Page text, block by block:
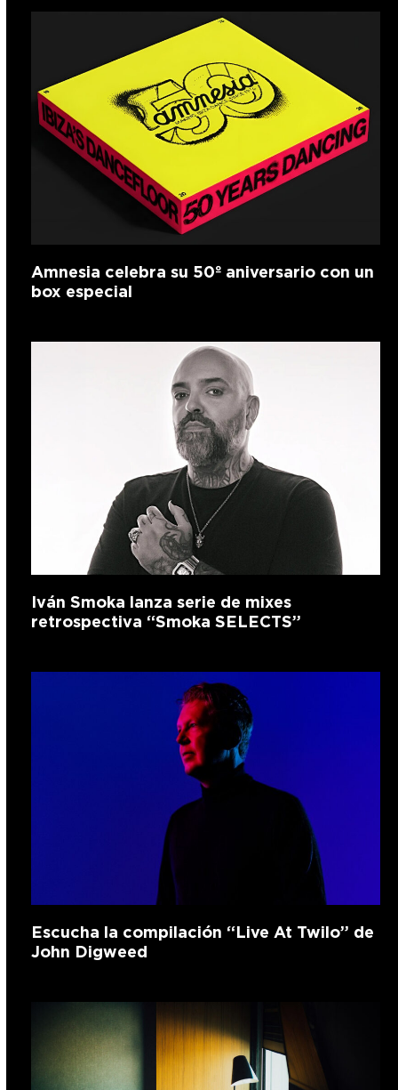
Amnesia celebra su 50º aniversario con un
box especial
Iván Smoka lanza serie de mixes
retrospectiva “Smoka SELECTS”
Escucha la compilación “Live At Twilo” de
John Digweed